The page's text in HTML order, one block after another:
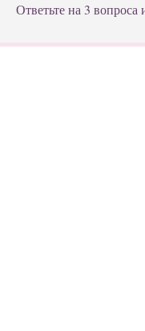
Ответьте на 3